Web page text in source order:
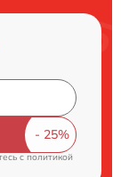
c политикой